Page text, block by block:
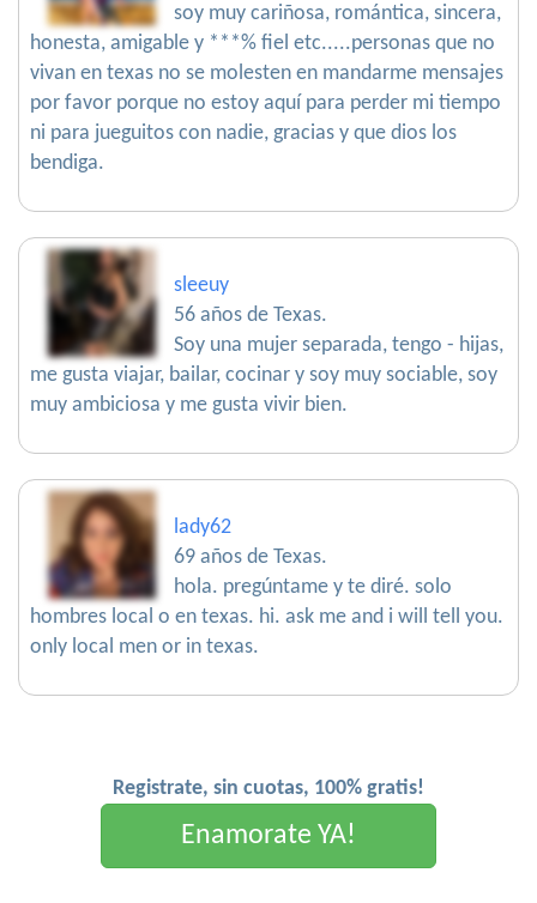
soy muy cariñosa, romántica, sincera,
honesta, amigable y ***% fiel etc.....personas que no
vivan en texas no se molesten en mandarme mensajes
por favor porque no estoy aquí para perder mi tiempo
ni para jueguitos con nadie, gracias y que dios los
bendiga.
sleeuy
56 años de Texas.
Soy una mujer separada, tengo - hijas,
me gusta viajar, bailar, cocinar y soy muy sociable, soy
muy ambiciosa y me gusta vivir bien.
lady62
69 años de Texas.
hola. pregúntame y te diré. solo
hombres local o en texas. hi. ask me and i will tell you.
only local men or in texas.
Registrate, sin cuotas, 100% gratis!
Enamorate YA!